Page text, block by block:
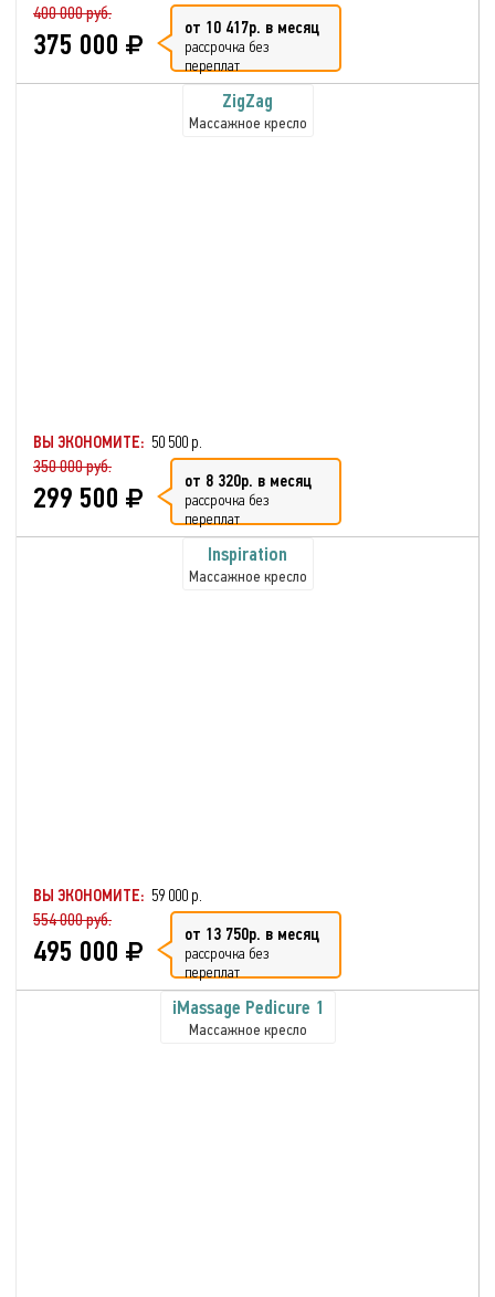
400 000 руб.
375 000 от 10 417р. в месяц
рассрочка без
переплат
ZigZag
Массажное кресло
ВЫ ЭКОНОМИТЕ: 50 500 р.
350 000 руб.
299 500 от 8 320р. в месяц
рассрочка без
переплат
Inspiration
Массажное кресло
ВЫ ЭКОНОМИТЕ: 59 000 р.
554 000 руб.
495 000 от 13 750р. в месяц
рассрочка без
переплат
iMassage Pedicure 1
Массажное кресло